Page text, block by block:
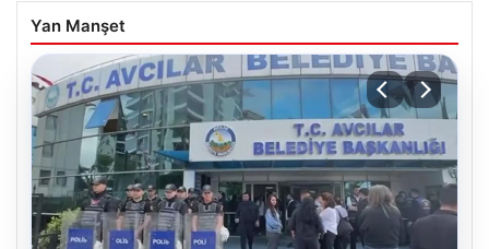
Yan Manşet